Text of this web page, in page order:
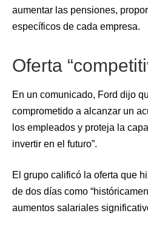
aumentar las pensiones,
específicos de cada empresa.
Oferta
En un comunicado, Ford dijo
comprometido a alcanzar un
los empleados y proteja la
invertir en el futuro”.
El grupo calificó la oferta que
de dos días como
aumentos salariales